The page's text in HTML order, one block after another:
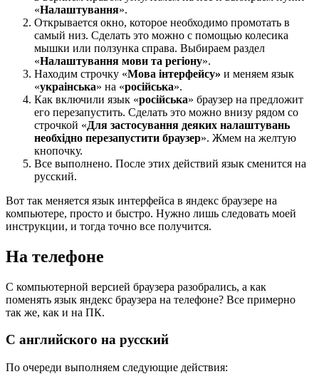
«Налаштування».
Открывается окно, которое необходимо промотать в
самый низ. Сделать это можно с помощью колесика
мышки или ползунка справа. Выбираем раздел
«Налаштування мови та регioну».
Находим строчку «Мова iнтерфейсу» и меняем язык
«украiнська» на «росiйська».
Как включили язык «росiйська» браузер на предложит
его перезапустить. Сделать это можно внизу рядом со
строчкой «Для застосування деяких налаштувань
необхiдно перезапустити браузер». Жмем на желтую
кнопочку.
Все выполнено. После этих действий язык сменится на
русский.
Вот так меняется язык интерфейса в яндекс браузере на
компьютере, просто и быстро. Нужно лишь следовать моей
инструкции, и тогда точно все получится.
На телефоне
С компьютерной версией браузера разобрались, а как
поменять язык яндекс браузера на телефоне? Все примерно
так же, как и на ПК.
С английского на русский
По очереди выполняем следующие действия: